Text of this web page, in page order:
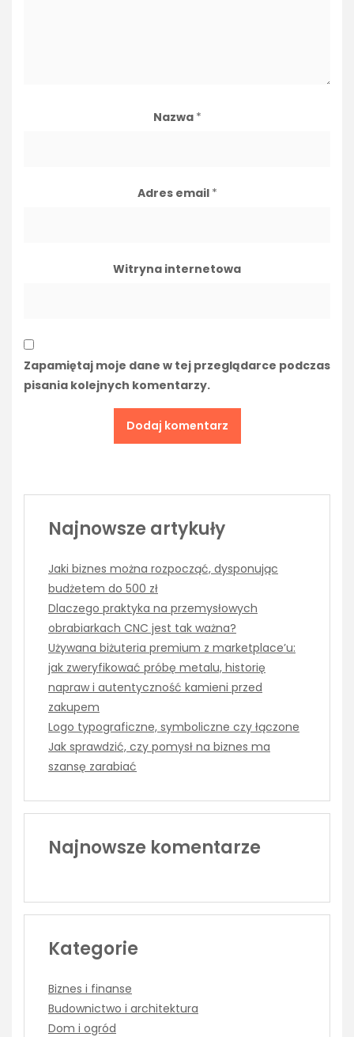
Nazwa *
Adres email *
Witryna internetowa
Zapamiętaj moje dane w tej przeglądarce podczas
pisania kolejnych komentarzy.
Najnowsze artykuły
Jaki biznes można rozpocząć, dysponując
budżetem do 500 zł
Dlaczego praktyka na przemysłowych
obrabiarkach CNC jest tak ważna?
Używana biżuteria premium z marketplace’u:
jak zweryfikować próbę metalu, historię
napraw i autentyczność kamieni przed
zakupem
Logo typograficzne, symboliczne czy łączone
Jak sprawdzić, czy pomysł na biznes ma
szansę zarabiać
Najnowsze komentarze
Kategorie
Biznes i finanse
Budownictwo i architektura
Dom i ogród